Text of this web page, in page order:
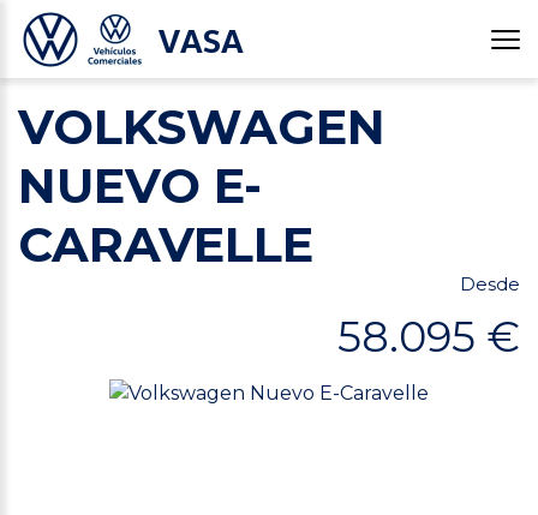
VASA
VOLKSWAGEN
NUEVO E-
CARAVELLE
Desde
58.095 €